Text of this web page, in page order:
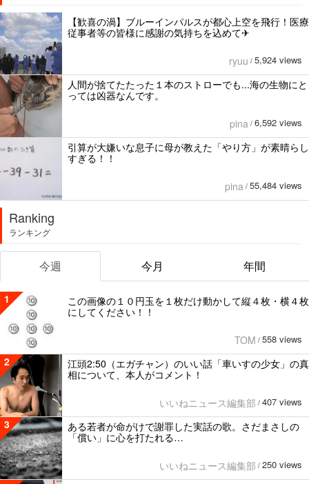
【歓喜の渦】ブルーインパルスが都心上空を飛行！医療
従事者等の皆様に感謝の気持ちを込めて✈︎
ryuu / 5,924 views
人間が捨てたたった１本のストローでも...海の生物にと
っては凶器なんです。
pina / 6,592 views
引算が大嫌いな息子に母が教えた「やり方」が素晴らし
すぎる！！
pina / 55,484 views
Ranking
ランキング
今週 今月 年間
1
この画像の１０円玉を１枚だけ動かして縦４枚・横４枚
にしてください！！
TOM / 558 views
2
江頭2:50（エガチャン）のいい話「車いすの少女」の真
相について、本人がコメント！
いいねニュース編集部 / 407 views
3
ある若者が命がけで謝罪した実話の歌。さだまさしの
「償い」に心を打たれる…
いいねニュース編集部 / 250 views